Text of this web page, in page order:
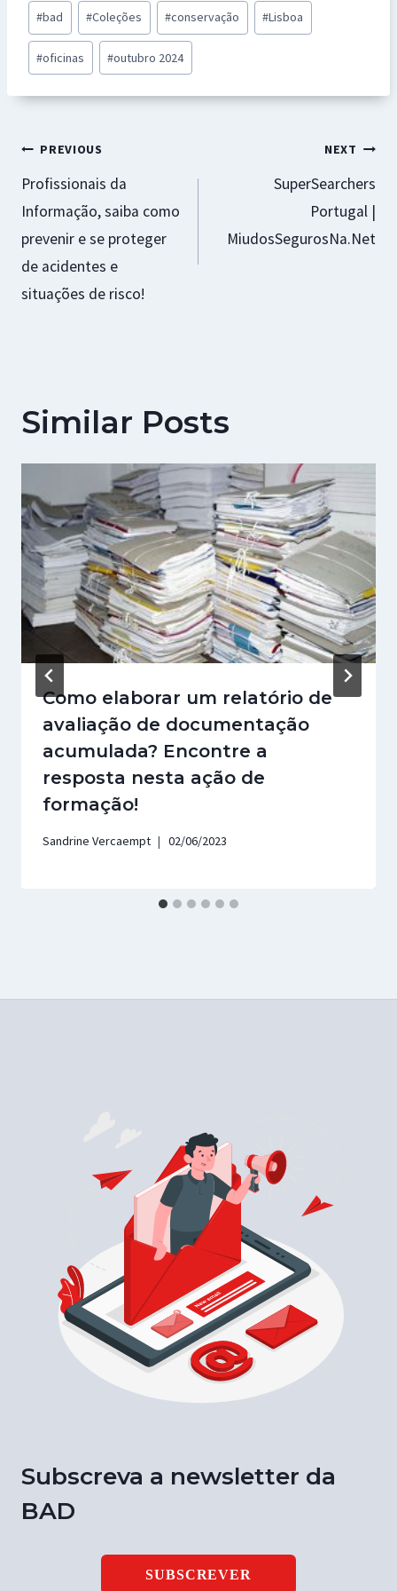
o
o
k
sA
p
p
n
ge
r
es
t
l
e
Post
Tags:
#bad #Coleções #conservação #Lisboa
#oficinas #outubro 2024
Navegação
de
artigos
PREVIOUS
Profissionais da
Informação, saiba como
prevenir e se proteger
de acidentes e
situações de risco!
NEXT
SuperSearchers
Portugal |
MiudosSegurosNa.Net
Similar Posts
Como elaborar um relatório de
avaliação de documentação
acumulada? Encontre a
resposta nesta ação de
formação!
Sandrine Vercaempt 02/06/2023
Subscreva a newsletter da
BAD
SUBSCREVER